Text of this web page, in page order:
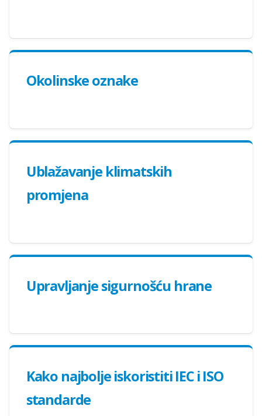
Okolinske oznake
Ublažavanje klimatskih
promjena
Upravljanje sigurnošću hrane
Kako najbolje iskoristiti IEC i ISO
standarde